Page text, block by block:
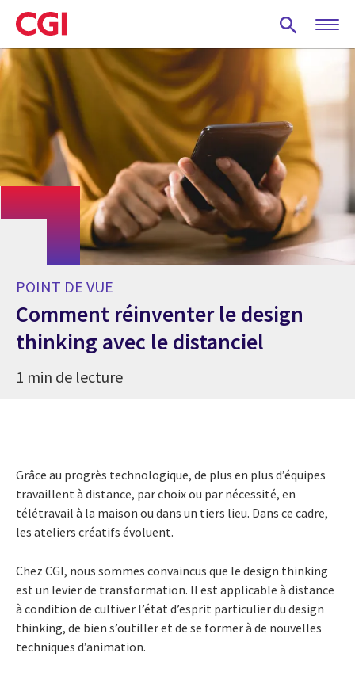
Skip
to
main
content
POINT DE VUE
Comment réinventer le design
thinking avec le distanciel
1 min de lecture
Grâce au progrès technologique, de plus en plus d’équipes
travaillent à distance, par choix ou par nécessité, en
télétravail à la maison ou dans un tiers lieu. Dans ce cadre,
les ateliers créatifs évoluent.
Chez CGI, nous sommes convaincus que le design thinking
est un levier de transformation. Il est applicable à distance
à condition de cultiver l’état d’esprit particulier du design
thinking, de bien s’outiller et de se former à de nouvelles
techniques d’animation.